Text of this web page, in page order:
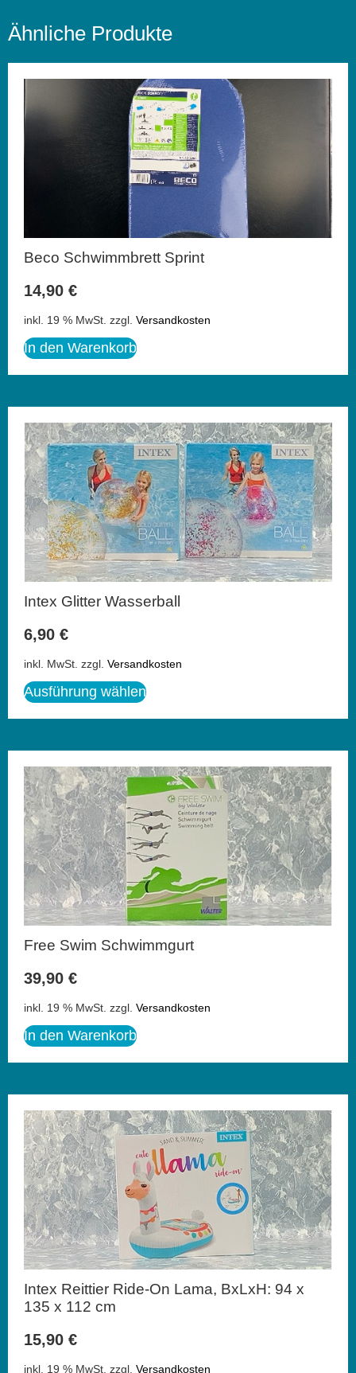
Ähnliche Produkte
Beco Schwimmbrett Sprint
14,90 €
inkl. 19 % MwSt. zzgl. Versandkosten
In den Warenkorb
Intex Glitter Wasserball
6,90 €
inkl. MwSt. zzgl. Versandkosten
Ausführung wählen
Free Swim Schwimmgurt
39,90 €
inkl. 19 % MwSt. zzgl. Versandkosten
In den Warenkorb
Intex Reittier Ride-On Lama, BxLxH: 94 x
135 x 112 cm
15,90 €
inkl. 19 % MwSt. zzgl. Versandkosten